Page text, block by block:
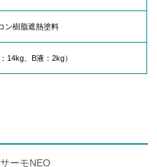
ン樹脂遮熱塗料
14kg、B液：2kg）